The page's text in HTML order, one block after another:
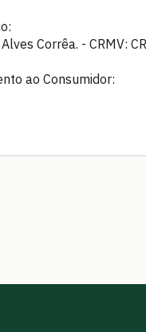
Corrêa. - CRMV:
ao Consumidor: